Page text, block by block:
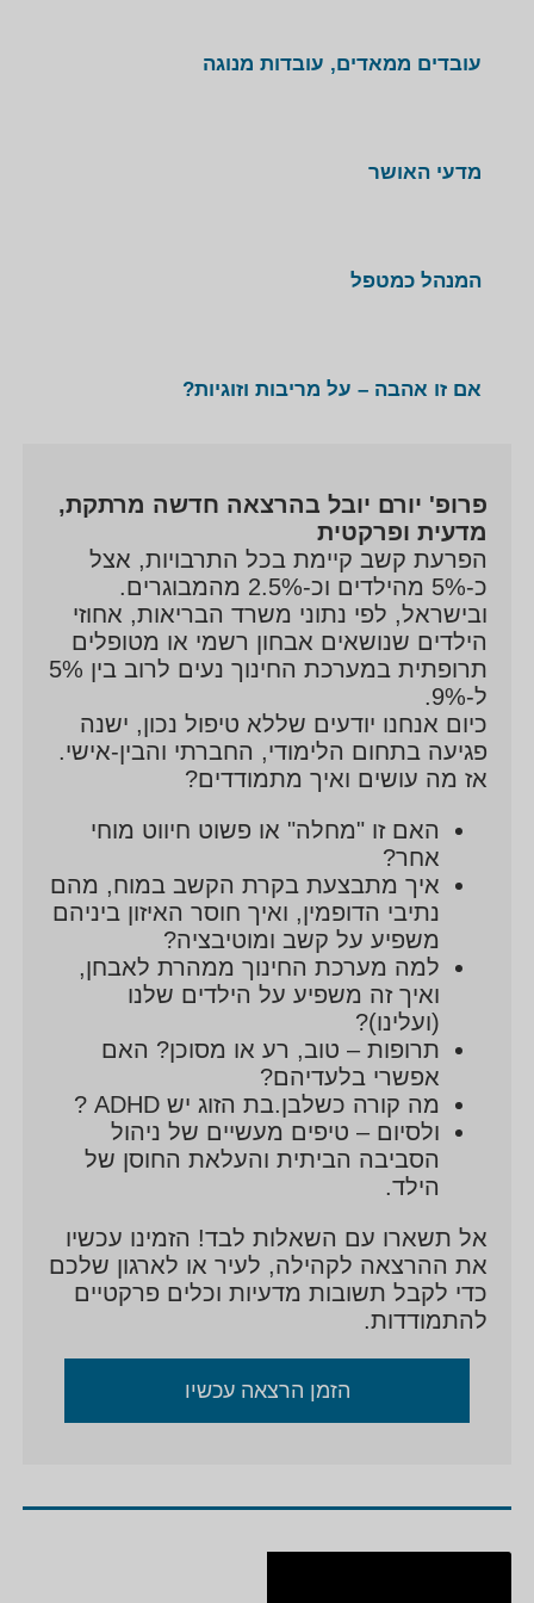
מגוון רחב של הרצאות מותאמות לכנסי עובדים ולקוחות,
עובדים ממאדים, עובדות מנוגה
מדעי האושר
המנהל כמטפל
אם זו אהבה – על מריבות וזוגיות?
פרופ' יורם יובל בהרצאה חדשה מרתקת,
מדעית ופרקטית
הפרעת קשב קיימת בכל התרבויות, אצל
כ-5% מהילדים וכ-2.5% מהמבוגרים.
ובישראל, לפי נתוני משרד הבריאות, אחוזי
הילדים שנושאים אבחון רשמי או מטופלים
תרופתית במערכת החינוך נעים לרוב בין 5%
ל-9%.
כיום אנחנו יודעים שללא טיפול נכון, ישנה
פגיעה בתחום הלימודי, החברתי והבין-אישי.
אז מה עושים ואיך מתמודדים?
האם זו "מחלה" או פשוט חיווט מוחי
אחר?
איך מתבצעת בקרת הקשב במוח, מהם
נתיבי הדופמין, ואיך חוסר האיזון ביניהם
משפיע על קשב ומוטיבציה?
למה מערכת החינוך ממהרת לאבחן,
ואיך זה משפיע על הילדים שלנו
(ועלינו)?
תרופות – טוב, רע או מסוכן? האם
אפשרי בלעדיהם?
מה קורה כשלבן.בת הזוג יש ADHD ?
ולסיום – טיפים מעשיים של ניהול
הסביבה הביתית והעלאת החוסן של
הילד.
אל תשארו עם השאלות לבד! הזמינו עכשיו
את ההרצאה לקהילה, לעיר או לארגון שלכם
כדי לקבל תשובות מדעיות וכלים פרקטיים
להתמודדות.
הזמן הרצאה עכשיו